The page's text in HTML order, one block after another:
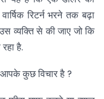
रिटर्न भरने तक बढ़ा
व्यक्ति से की जाए जो कि
है.
आपके कुछ विचार है ?